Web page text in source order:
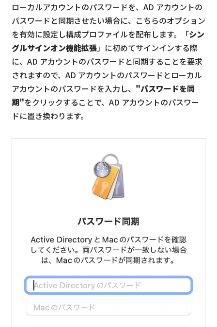
ローカルアカウントのパスワードを、AD アカウントの
パスワードと同期させたい場合に、こちらのオプション
を有効に設定し構成プロファイルを配布します。「シン
グルサインオン機能拡張」に初めてサインインする際
に、AD アカウントのパスワードと同期することを要求
されますので、AD アカウントのパスワードとローカル
アカウントのパスワードを入力し、 "パスワードを同
期"をクリックすることで、AD アカウントのパスワー
ドに置き換わります。